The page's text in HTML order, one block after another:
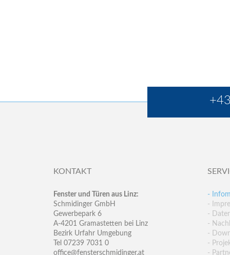
KONTAKT
Fenster und Türen aus Linz:
Schmidinger GmbH
Gewerbepark 6
A-4201 Gramastetten bei Linz
Bezirk Urfahr Umgebung
Tel 07239 7031 0
office@fensterschmidinger.at
-
-
-
-
-
-
-